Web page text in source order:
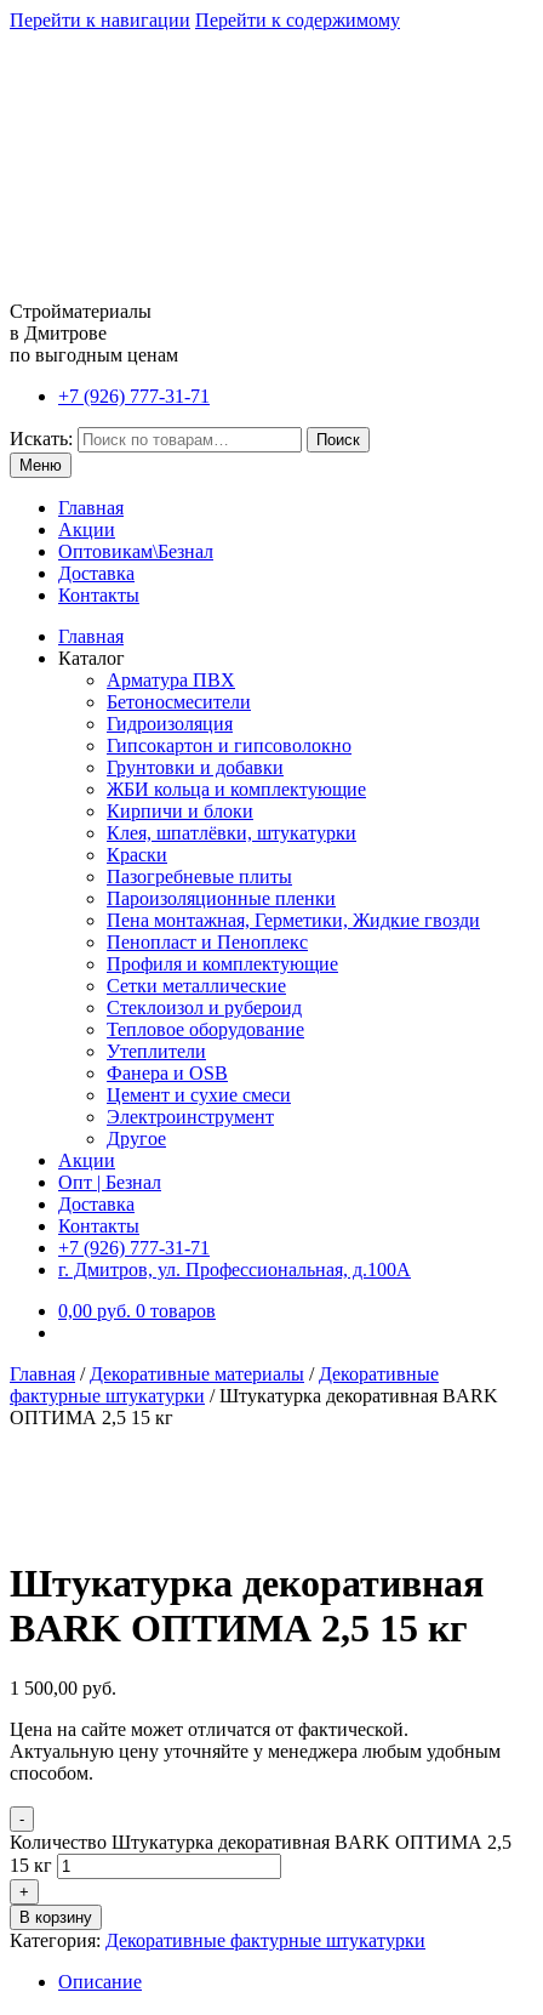
Перейти к навигации Перейти к содержимому
Стройматериалы
в Дмитрове
по выгодным ценам
+7 (926) 777-31-71
Искать:
Поиск
Меню
Главная
Акции
Оптовикам\Безнал
Доставка
Контакты
Главная
Каталог
Арматура ПВХ
Бетоносмесители
Гидроизоляция
Гипсокартон и гипсоволокно
Грунтовки и добавки
ЖБИ кольца и комплектующие
Кирпичи и блоки
Клея, шпатлёвки, штукатурки
Краски
Пазогребневые плиты
Пароизоляционные пленки
Пена монтажная, Герметики, Жидкие гвозди
Пенопласт и Пеноплекс
Профиля и комплектующие
Сетки металлические
Стеклоизол и рубероид
Тепловое оборудование
Утеплители
Фанера и OSB
Цемент и сухие смеси
Электроинструмент
Другое
Акции
Опт | Безнал
Доставка
Контакты
+7 (926) 777-31-71
г. Дмитров, ул. Профессиональная, д.100А
0,00 руб. 0 товаров
Главная / Декоративные материалы / Декоративные
фактурные штукатурки /Штукатурка декоративная BARK
ОПТИМА 2,5 15 кг
Штукатурка декоративная
BARK ОПТИМА 2,5 15 кг
1 500,00 руб.
Цена на сайте может отличатся от фактической.
Актуальную цену уточняйте у менеджера любым удобным
способом.
-
Количество Штукатурка декоративная BARK ОПТИМА 2,5
15 кг
+
В корзину
Категория: Декоративные фактурные штукатурки
Описание